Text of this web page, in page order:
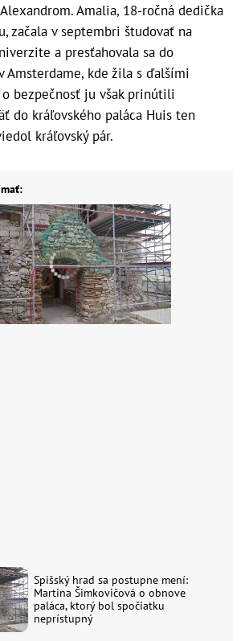
Amalia, 18-ročná dedička
začala v septembri študovať na
a presťahovala sa do
Amsterdame, kde žila s ďalšími
bezpečnosť ju však prinútili
do kráľovského paláca Huis ten
kráľovský pár.
Spišský hrad sa postupne mení:
Martina Šimkovičová o obnove
paláca, ktorý bol spočiatku
neprístupný